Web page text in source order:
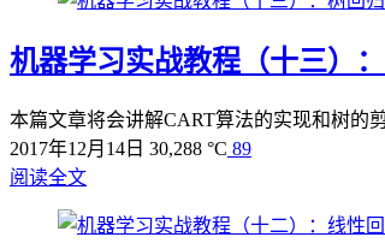
机器学习实战教程（十三）
本篇文章将会讲解CART算法的实现和树的
2017年12月14日 30,288 °C 89
阅读全文